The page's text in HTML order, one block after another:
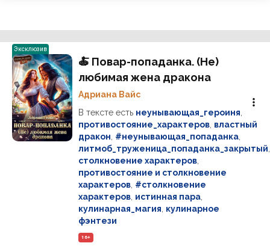
Эксклюзив
🍝 Повар-попаданка. (Не)
любимая жена дракона
Адриана Вайс
В тексте есть неунывающая_героиня
противостояние_характеров властный
дракон #неунывающая_попаданка
литмоб_труженица_попаданка_закрытый
столкновение характеров
противостояние и столкновение
характеров #столкновение
характеров истинная пара
кулинарная_магия кулинарное
фэнтези
16+